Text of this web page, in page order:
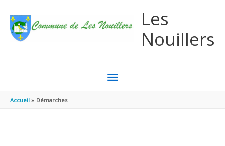
Les
Nouillers
MENU
Accueil Démarches